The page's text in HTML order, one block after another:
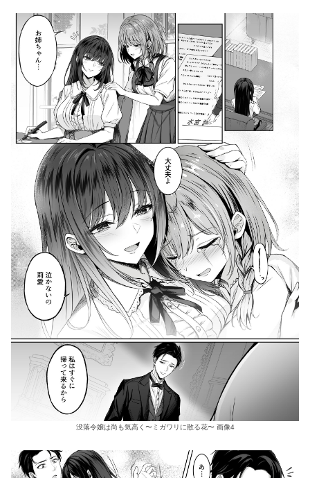
没落令嬢は尚も気高く〜ミガワリに散る花〜 画像4